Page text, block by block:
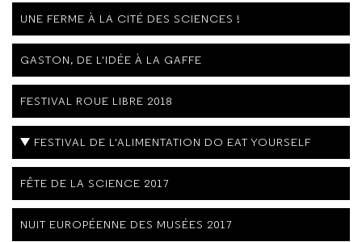
UNE FERME À LA CITÉ DES SCIENCES !
GASTON, DE L'IDÉE À LA GAFFE
FESTIVAL ROUE LIBRE 2018
FESTIVAL DE L'ALIMENTATION DO EAT YOURSELF
FÊTE DE LA SCIENCE 2017
NUIT EUROPÉENNE DES MUSÉES 2017